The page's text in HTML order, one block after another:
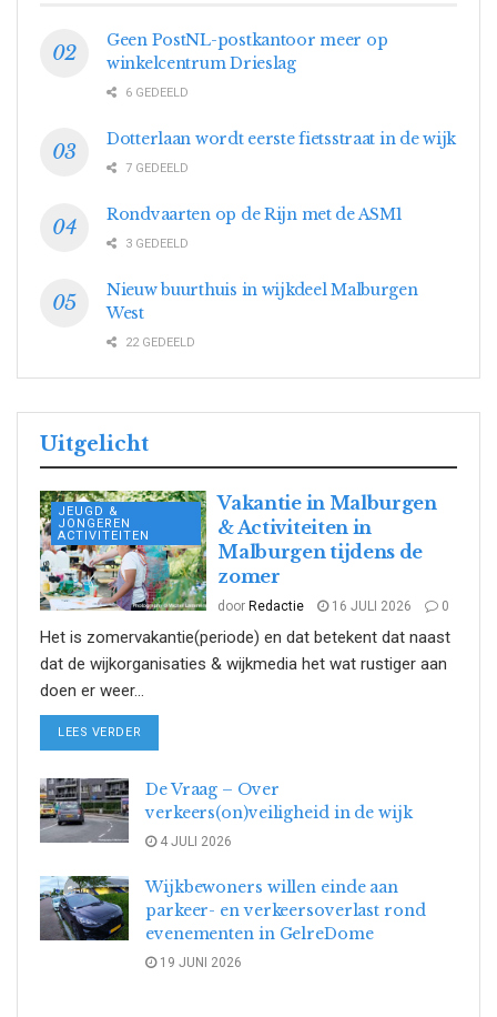
Geen PostNL-postkantoor meer op
winkelcentrum Drieslag
6 GEDEELD
Dotterlaan wordt eerste fietsstraat in de wijk
7 GEDEELD
Rondvaarten op de Rijn met de ASM1
3 GEDEELD
Nieuw buurthuis in wijkdeel Malburgen
West
22 GEDEELD
Uitgelicht
JEUGD &
JONGEREN
ACTIVITEITEN
Vakantie in Malburgen
& Activiteiten in
Malburgen tijdens de
zomer
door Redactie 16 JULI 2026 0
Het is zomervakantie(periode) en dat betekent dat naast
dat de wijkorganisaties & wijkmedia het wat rustiger aan
doen er weer...
LEES VERDER
De Vraag – Over
verkeers(on)veiligheid in de wijk
4 JULI 2026
Wijkbewoners willen einde aan
parkeer- en verkeersoverlast rond
evenementen in GelreDome
19 JUNI 2026